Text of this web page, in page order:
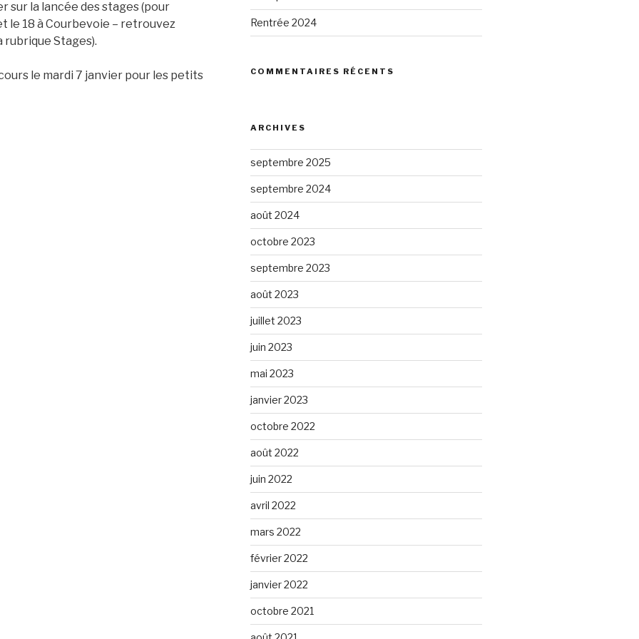
sur la lancée des stages (pour
le 18 à Courbevoie – retrouvez
Stages).
le mardi 7 janvier pour les petits
Rentrée 2024
COMMENTAIRES RÉCENTS
ARCHIVES
septembre 2025
septembre 2024
août 2024
octobre 2023
septembre 2023
août 2023
juillet 2023
juin 2023
mai 2023
janvier 2023
octobre 2022
août 2022
juin 2022
avril 2022
mars 2022
février 2022
janvier 2022
octobre 2021